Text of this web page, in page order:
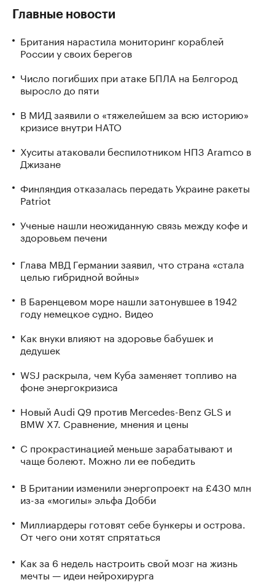
Главные новости
Британия нарастила мониторинг кораблей
России у своих берегов
Число погибших при атаке БПЛА на Белгород
выросло до пяти
В МИД заявили о «тяжелейшем за всю историю»
кризисе внутри НАТО
Хуситы атаковали беспилотником НПЗ Aramco в
Джизане
Финляндия отказалась передать Украине ракеты
Patriot
Ученые нашли неожиданную связь между кофе и
здоровьем печени
Глава МВД Германии заявил, что страна «стала
целью гибридной войны»
В Баренцевом море нашли затонувшее в 1942
году немецкое судно. Видео
Как внуки влияют на здоровье бабушек и
дедушек
WSJ раскрыла, чем Куба заменяет топливо на
фоне энергокризиса
Новый Audi Q9 против Mercedes-Benz GLS и
BMW X7. Сравнение, мнения и цены
С прокрастинацией меньше зарабатывают и
чаще болеют. Можно ли ее победить
В Британии изменили энергопроект на £430 млн
из-за «могилы» эльфа Добби
Миллиардеры готовят себе бункеры и острова.
От чего они хотят спрятаться
Как за 6 недель настроить свой мозг на жизнь
мечты — идеи нейрохирурга